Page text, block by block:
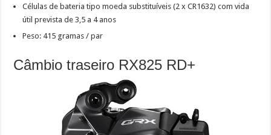
Células de bateria tipo moeda substituíveis (2 x CR1632) com vida
útil prevista de 3,5 a 4 anos
Peso: 415 gramas / par
Câmbio traseiro RX825 RD+